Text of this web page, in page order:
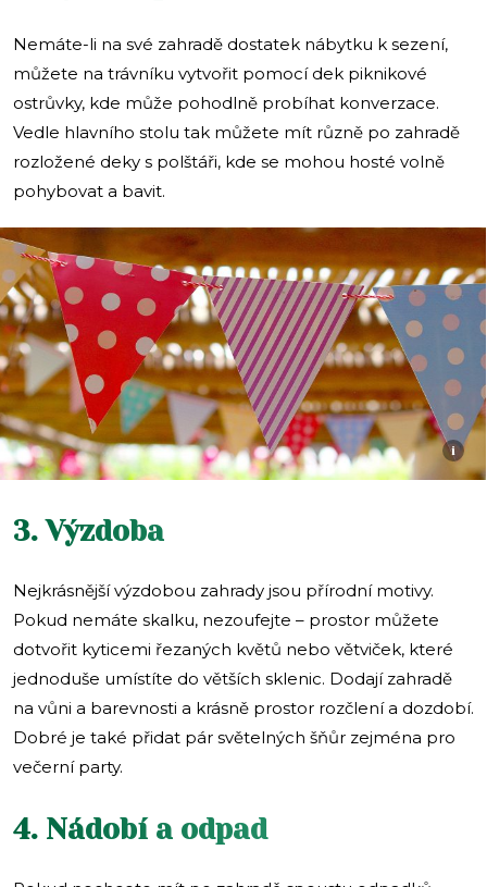
Nemáte-li na své zahradě dostatek nábytku k sezení,
můžete na trávníku vytvořit pomocí dek piknikové
ostrůvky, kde může pohodlně probíhat konverzace.
Vedle hlavního stolu tak můžete mít různě po zahradě
rozložené deky s polštáři, kde se mohou hosté volně
pohybovat a bavit.
i
3. Výzdoba
Nejkrásnější výzdobou zahrady jsou přírodní motivy.
Pokud nemáte skalku, nezoufejte – prostor můžete
dotvořit kyticemi řezaných květů nebo větviček, které
jednoduše umístíte do větších sklenic. Dodají zahradě
na vůni a barevnosti a krásně prostor rozčlení a dozdobí.
Dobré je také přidat pár světelných šňůr zejména pro
večerní party.
4. Nádobí a odpad